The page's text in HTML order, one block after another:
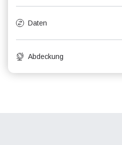
Daten
Abdeckung